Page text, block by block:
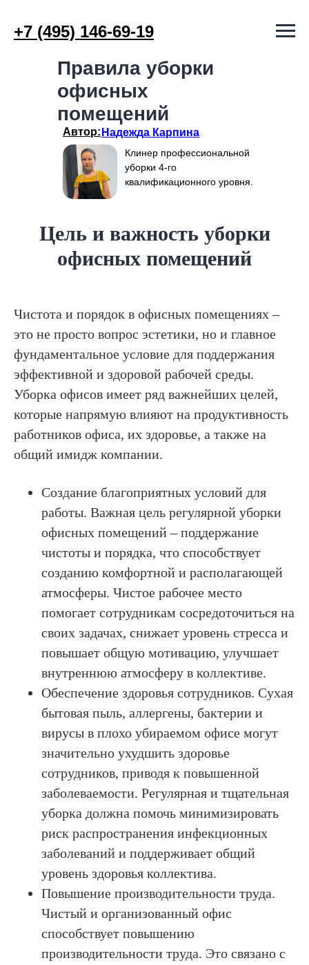
+7 (495) 146-69-19
Правила уборки
офисных
помещений
Надежда Карпина
Клинер профессиональной
уборки 4-го
квалификационного уровня.
Автор:
Цель и важность уборки
офисных помещений
Чистота и порядок в офисных помещениях –
это не просто вопрос эстетики, но и главное
фундаментальное условие для поддержания
эффективной и здоровой рабочей среды.
Уборка офисов имеет ряд важнейших целей,
которые напрямую влияют на продуктивность
работников офиса, их здоровье, а также на
общий имидж компании.
Создание благоприятных условий для
работы. Важная цель регулярной уборки
офисных помещений – поддержание
чистоты и порядка, что способствует
созданию комфортной и располагающей
атмосферы. Чистое рабочее место
помогает сотрудникам сосредоточиться на
своих задачах, снижает уровень стресса и
повышает общую мотивацию, улучшает
внутреннюю атмосферу в коллективе.
Обеспечение здоровья сотрудников. Сухая
бытовая пыль, аллергены, бактерии и
вирусы в плохо убираемом офисе могут
значительно ухудшить здоровье
сотрудников, приводя к повышенной
заболеваемости. Регулярная и тщательная
уборка должна помочь минимизировать
риск распространения инфекционных
заболеваний и поддерживает общий
уровень здоровья коллектива.
Повышение производительности труда.
Чистый и организованный офис
способствует повышению
производительности труда. Это связано с